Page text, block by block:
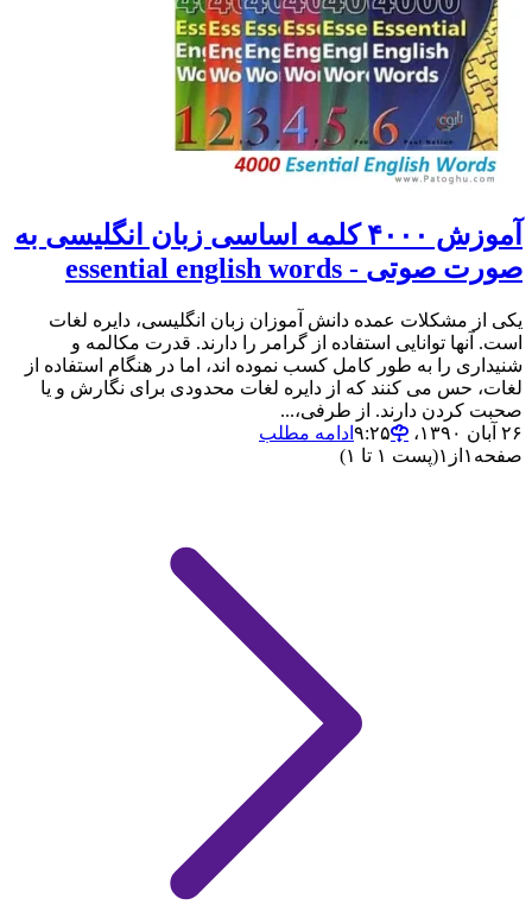
آموزش ۴۰۰۰ کلمه اساسی زبان انگلیسی به
صورت صوتی - essential english words
یکی از مشکلات عمده دانش آموزان زبان انگلیسی، دایره لغات
است. آنها توانایی استفاده از گرامر را دارند. قدرت مکالمه و
شنیداری را به طور کامل کسب نموده اند، اما در هنگام استفاده از
لغات، حس می کنند که از دایره لغات محدودی برای نگارش و یا
صحبت کردن دارند. از طرفی،...
۲۶ آبان ۱۳۹۰،‏ ۹:۲۵
ادامه مطلب
صفحه ۱ از ۱(پست ۱ تا ۱)